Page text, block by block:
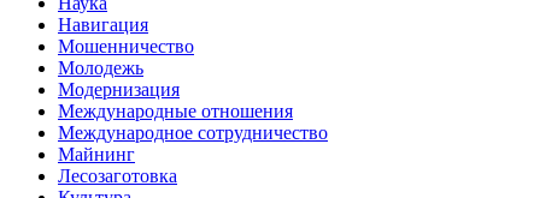
Навигация
Мошенничество
Молодежь
Модернизация
Международные отношения
Международное сотрудничество
Майнинг
Лесозаготовка